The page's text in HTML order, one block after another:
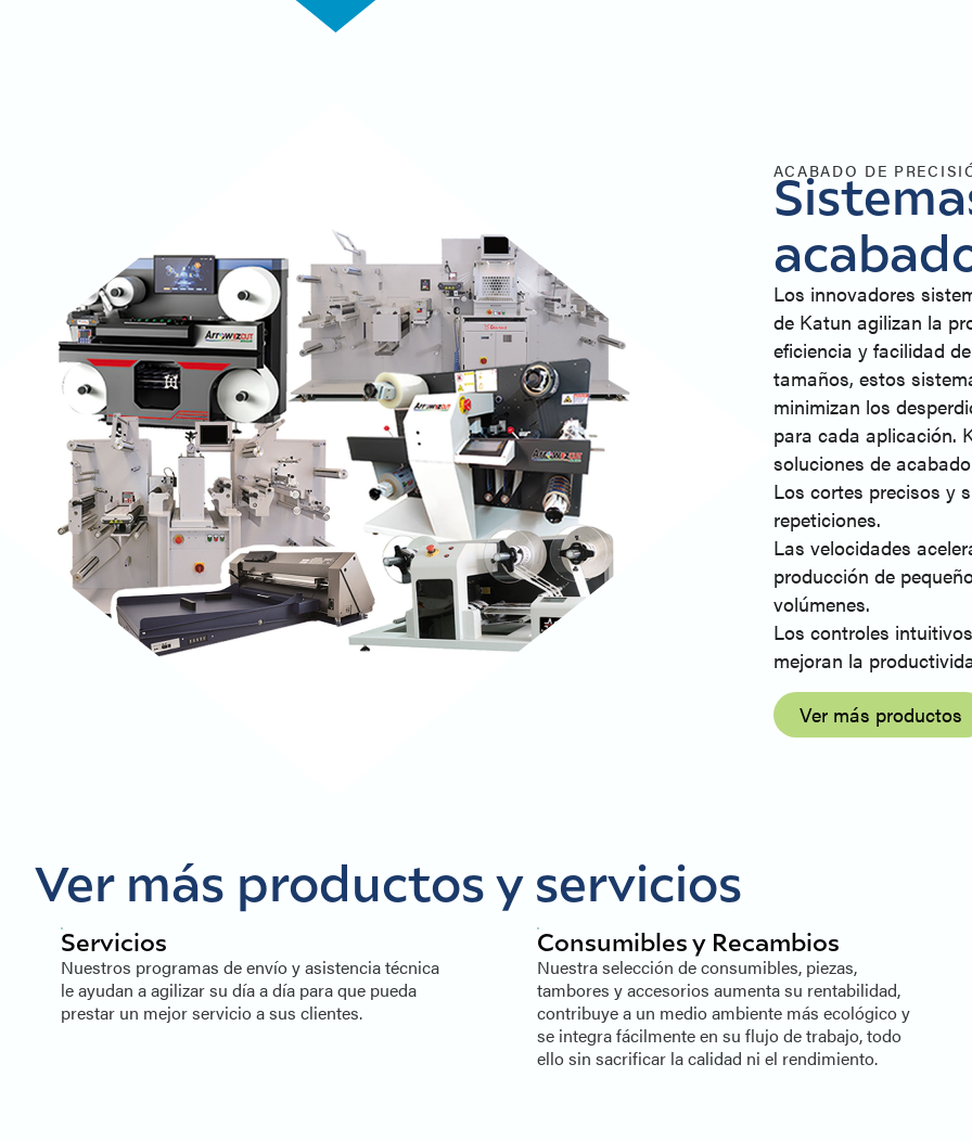
ACABADO DE
Los innovadores
de Katun agilizan la
eficiencia y facilidad
tamaños, estos
minimizan los
para cada aplicación.
soluciones de
Los cortes precisos y
repeticiones.
Las velocidades
producción de
volúmenes.
Los controles
mejoran la
Ver más productos
Ver más productos y servicios
Servicios
Nuestros programas de envío y asistencia técnica
le ayudan a agilizar su día a día para que pueda
prestar un mejor servicio a sus clientes.
Consumibles y Recambios
Nuestra selección de consumibles, piezas,
tambores y accesorios aumenta su rentabilidad,
contribuye a un medio ambiente más ecológico y
se integra fácilmente en su flujo de trabajo, todo
ello sin sacrificar la calidad ni el rendimiento.